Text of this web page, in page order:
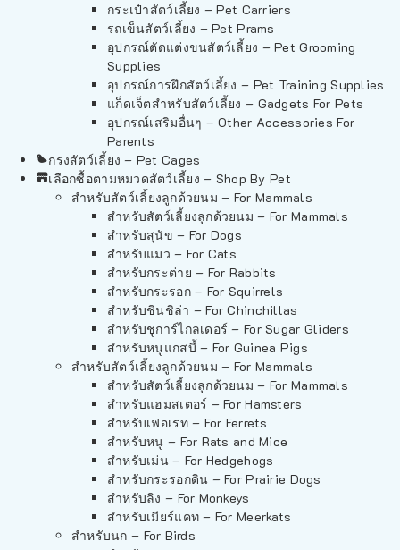
กระเป๋าสัตว์เลี้ยง – Pet Carriers
รถเข็นสัตว์เลี้ยง – Pet Prams
อุปกรณ์ตัดแต่งขนสัตว์เลี้ยง – Pet Grooming
Supplies
อุปกรณ์การฝึกสัตว์เลี้ยง – Pet Training Supplies
แก็ดเจ็ตสำหรับสัตว์เลี้ยง – Gadgets For Pets
อุปกรณ์เสริมอื่นๆ – Other Accessories For
Parents
กรงสัตว์เลี้ยง – Pet Cages
เลือกซื้อตามหมวดสัตว์เลี้ยง – Shop By Pet
สำหรับสัตว์เลี้ยงลูกด้วยนม – For Mammals
สำหรับสัตว์เลี้ยงลูกด้วยนม – For Mammals
สำหรับสุนัข – For Dogs
สำหรับแมว – For Cats
สำหรับกระต่าย – For Rabbits
สำหรับกระรอก – For Squirrels
สำหรับชินชิล่า – For Chinchillas
สำหรับชูการ์ไกลเดอร์ – For Sugar Gliders
สำหรับหนูแกสบี้ – For Guinea Pigs
สำหรับสัตว์เลี้ยงลูกด้วยนม – For Mammals
สำหรับสัตว์เลี้ยงลูกด้วยนม – For Mammals
สำหรับแฮมสเตอร์ – For Hamsters
สำหรับเฟอเรท – For Ferrets
สำหรับหนู – For Rats and Mice
สำหรับเม่น – For Hedgehogs
สำหรับกระรอกดิน – For Prairie Dogs
สำหรับลิง – For Monkeys
สำหรับเมียร์แคท – For Meerkats
สำหรับนก – For Birds